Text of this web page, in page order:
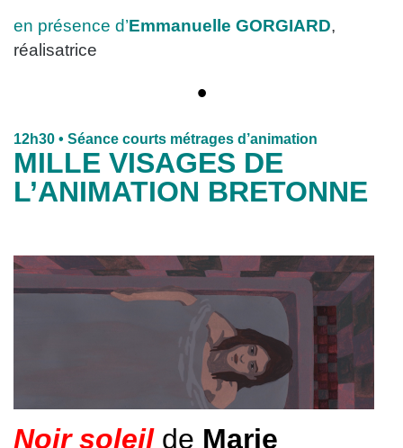
en présence d’Emmanuelle GORGIARD,
réalisatrice
•
12h30 • Séance courts métrages d’animation
MILLE VISAGES DE
L’ANIMATION BRETONNE
Noir soleil de Marie